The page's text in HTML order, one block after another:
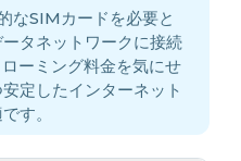
なSIMカードを必要と
タネットワークに接続
ーミング料金を気にせ
定したインターネット
す。